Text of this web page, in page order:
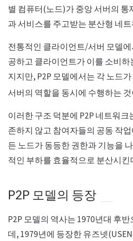
별 컴퓨터(노드)가 중앙 서버의 통
과 서비스를 주고받는 분산형 네
전통적인 클라이언트/서버 모델
공하고 클라이언트가 이를 소비
지지만, P2P 모델에서는 각 노드
서버의 역할을 동시에 수행하는
이러한 구조 덕분에 P2P 네트워크
존하지 않고 참여자들의 공동 작
든 노드가 동등한 권한과 기능을
적인 부하를 효율적으로 분산시킨
P2P 모델의 등장
P2P 모델의 역사는 1970년대 후
데, 1979년에 등장한 유즈넷